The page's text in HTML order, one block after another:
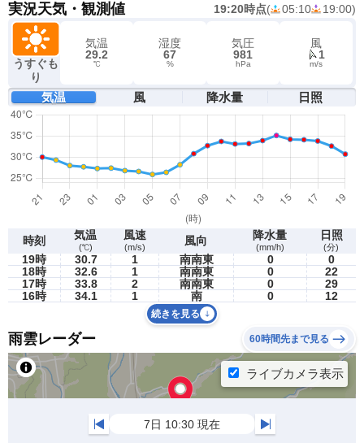
実況天気・観測値 19:20時点( 05:10 19:00)
うすぐも
り
気温
29.2
℃
湿度
67
%
気圧
981
hPa
風
1
m/s
気温 風 降水量 日照
時刻 気温
(℃)
風速
(m/s) 風向 降水量
(mm/h)
日照
(分)
19時 30.7 1 南南東 0
0
18時
32.6 1 南南東 0
22
17時
33.8 2 南南東 0
29
16時
34.1 1 南 0 12
続きを見る
雨雲レーダー 60時間先まで見る